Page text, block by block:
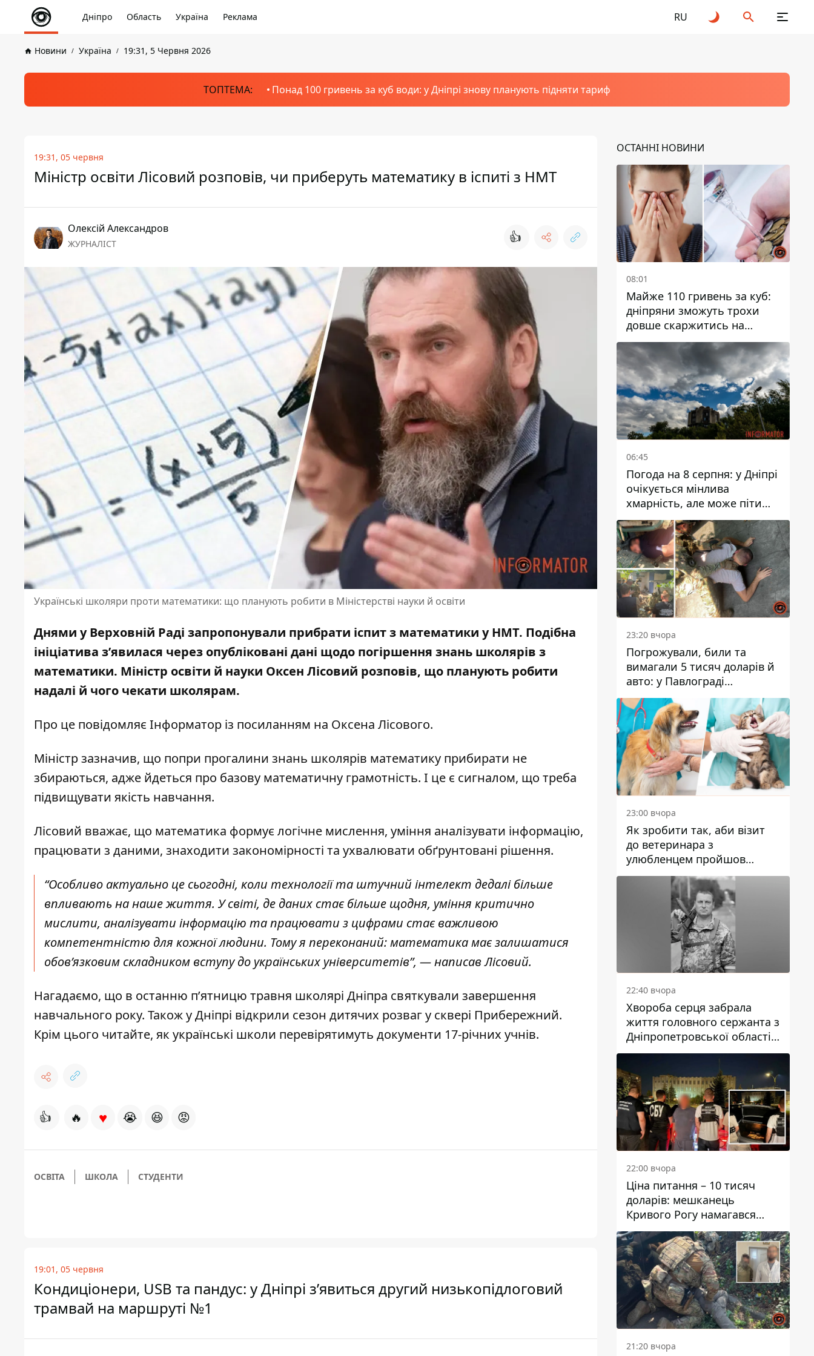
Дніпро Область Україна Реклама RU
Новини Україна 19:31, 5 Червня 2026
ТОПТЕМА: Понад 100 гривень за куб води: у Дніпрі знову планують підняти тариф
19:31, 05 червня
Міністр освіти Лісовий розповів, чи приберуть математику в іспиті з НМТ
Олексій Александров
ЖУРНАЛІСТ 👍
Українські школяри проти математики: що планують робити в Міністерстві науки й освіти
Днями у Верховній Раді запропонували прибрати іспит з математики у НМТ. Подібна
ініціатива з’явилася через опубліковані дані щодо погіршення знань школярів з
математики. Міністр освіти й науки Оксен Лісовий розповів, що планують робити
надалі й чого чекати школярам.
Про це повідомляє Інформатор із посиланням на Оксена Лісового.
Міністр зазначив, що попри прогалини знань школярів математику прибирати не
збираються, адже йдеться про базову математичну грамотність. І це є сигналом, що треба
підвищувати якість навчання.
Лісовий вважає, що математика формує логічне мислення, уміння аналізувати інформацію,
працювати з даними, знаходити закономірності та ухвалювати обґрунтовані рішення.
“Особливо актуально це сьогодні, коли технології та штучний інтелект дедалі більше
впливають на наше життя. У світі, де даних стає більше щодня, уміння критично
мислити, аналізувати інформацію та працювати з цифрами стає важливою
компетентністю для кожної людини. Тому я переконаний: математика має залишатися
обов’язковим складником вступу до українських університетів”, — написав Лісовий.
Нагадаємо, що в останню п’ятницю травня школярі Дніпра святкували завершення
навчального року. Такожу Дніпрі відкрили сезон дитячих розваг у сквері Прибережний.
Крім цього читайте, як українські школи перевірятимуть документи 17-річних учнів.
👍 🔥 ♥ 😭 😆 😡
ОСВІТА ШКОЛА СТУДЕНТИ
19:01, 05 червня
Кондиціонери, USB та пандус: у Дніпрі з’явиться другий низькопідлоговий
трамвай на маршруті №1
ОСТАННІ НОВИНИ
08:01
Майже 110 гривень за куб:
дніпряни зможуть трохи
довше скаржитись на
заплановані тарифи на воду
на 2027 рік
06:45
Погода на 8 серпня: у Дніпрі
очікується мінлива
хмарність, але може піти
дощ
23:20 вчора
Погрожували, били та
вимагали 5 тисяч доларів й
авто: у Павлограді
затримали двох чоловіків
23:00 вчора
Як зробити так, аби візит
до ветеринара з
улюбленцем пройшов
спокійно: прості поради
22:40 вчора
Хвороба серця забрала
життя головного сержанта з
Дніпропетровської області
Юрія Свистуна
22:00 вчора
Ціна питання – 10 тисяч
доларів: мешканець
Кривого Рогу намагався
переправити чоловіка до
Словаччини
21:20 вчора